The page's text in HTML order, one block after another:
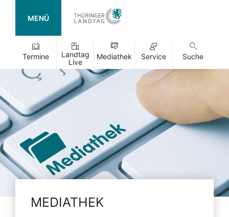
MENÜ
Termine
Landtag
Live
Mediathek Service Suche
MEDIATHEK